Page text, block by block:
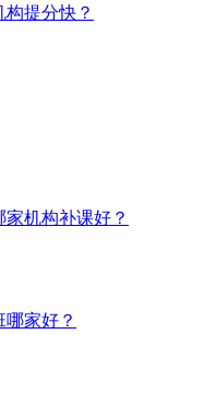
提分快？
机构补课好？
家好？